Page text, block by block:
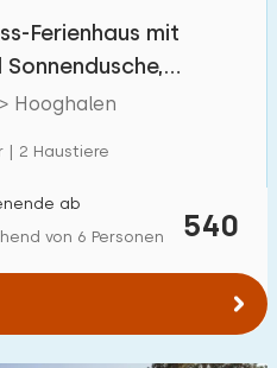
20
Ferienhaus mit
Hooghalen
| 2 Haustiere
540
ab
von 6 Personen